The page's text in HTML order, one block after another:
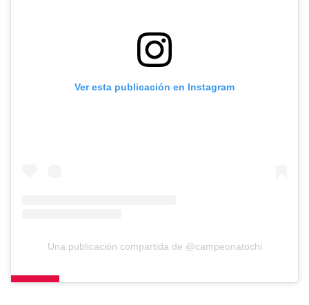
Ver esta publicación en Instagram
Una publicación compartida de @campeonatochi